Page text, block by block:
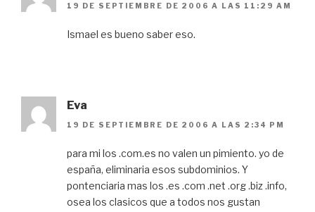
19 DE SEPTIEMBRE DE 2006 A LAS 11:29 AM
Ismael es bueno saber eso.
Eva
19 DE SEPTIEMBRE DE 2006 A LAS 2:34 PM
para mi los .com.es no valen un pimiento. yo de
españa, eliminaria esos subdominios. Y
pontenciaria mas los .es .com .net .org .biz .info,
osea los clasicos que a todos nos gustan